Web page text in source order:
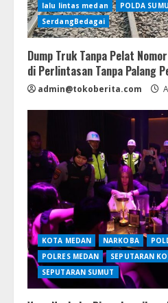
lalu lintas medan POLDA
SerdangBedagai
Dump Truk Tanpa Pelat
di Perlintasan Tanpa Palang
admin@tokoberita.com
KOTA MEDAN NARKOBA
POLRES MEDAN
SEPUTARAN
SEPUTARAN SUMUT